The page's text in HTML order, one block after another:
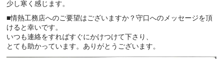
少し寒く感じます。
■情熱工務店へのご要望はございますか？守口へのメッセージを頂
けると幸いです。
いつも連絡をすればすぐにかけつけて下さり、
とても助かっています。ありがとうございます。